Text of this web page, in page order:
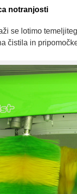
notranjosti
se lotimo
čistila in